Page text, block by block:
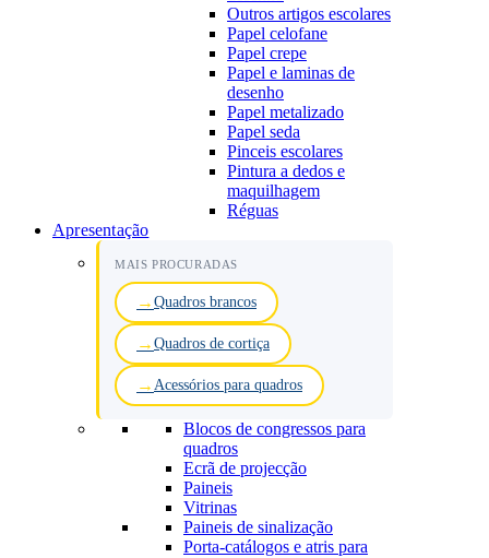
Outros artigos escolares
Papel celofane
Papel crepe
Papel e laminas de
desenho
Papel metalizado
Papel seda
Pinceis escolares
Pintura a dedos e
maquilhagem
Réguas
Apresentação
MAIS PROCURADAS
Quadros brancos
Quadros de cortiça
Acessórios para quadros
Blocos de congressos para
quadros
Ecrã de projecção
Paineis
Vitrinas
Paineis de sinalização
Porta-catálogos e atris para